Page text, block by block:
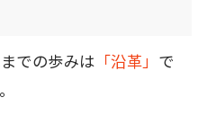
での歩みは 「沿革」 で